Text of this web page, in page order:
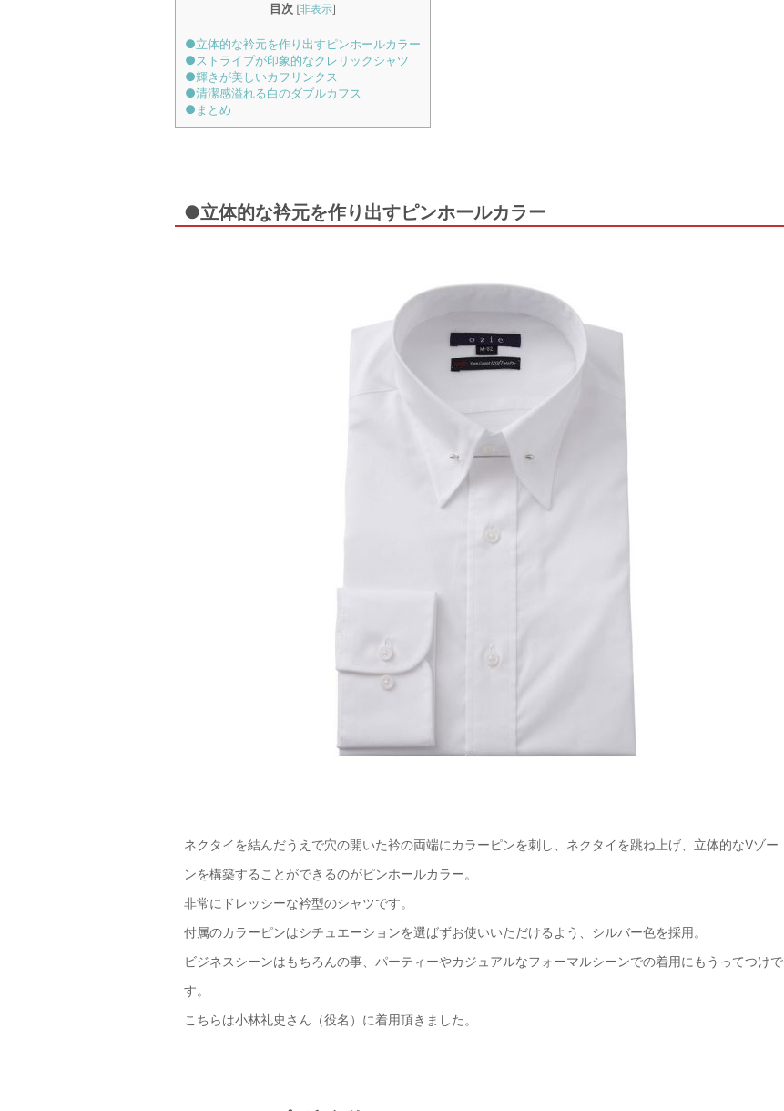
目次 [非表示]
●立体的な衿元を作り出すピンホールカラー
●ストライプが印象的なクレリックシャツ
●輝きが美しいカフリンクス
●清潔感溢れる白のダブルカフス
●まとめ
●立体的な衿元を作り出すピンホールカラー
ネクタイを結んだうえで穴の開いた衿の両端にカラーピンを刺し、ネクタイを跳ね上げ、立体的なVゾー
ンを構築することができるのがピンホールカラー。
非常にドレッシーな衿型のシャツです。
付属のカラーピンはシチュエーションを選ばずお使いいただけるよう、シルバー色を採用。
ビジネスシーンはもちろんの事、パーティーやカジュアルなフォーマルシーンでの着用にもうってつけで
す。
こちらは小林礼史さん（役名）に着用頂きました。